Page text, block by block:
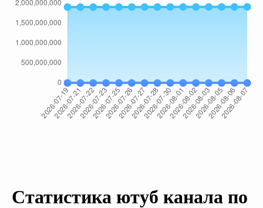
Статистика ютуб канала по